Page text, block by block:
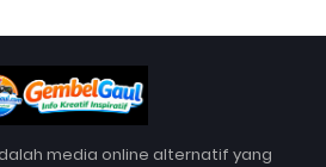
media online alternatif yang